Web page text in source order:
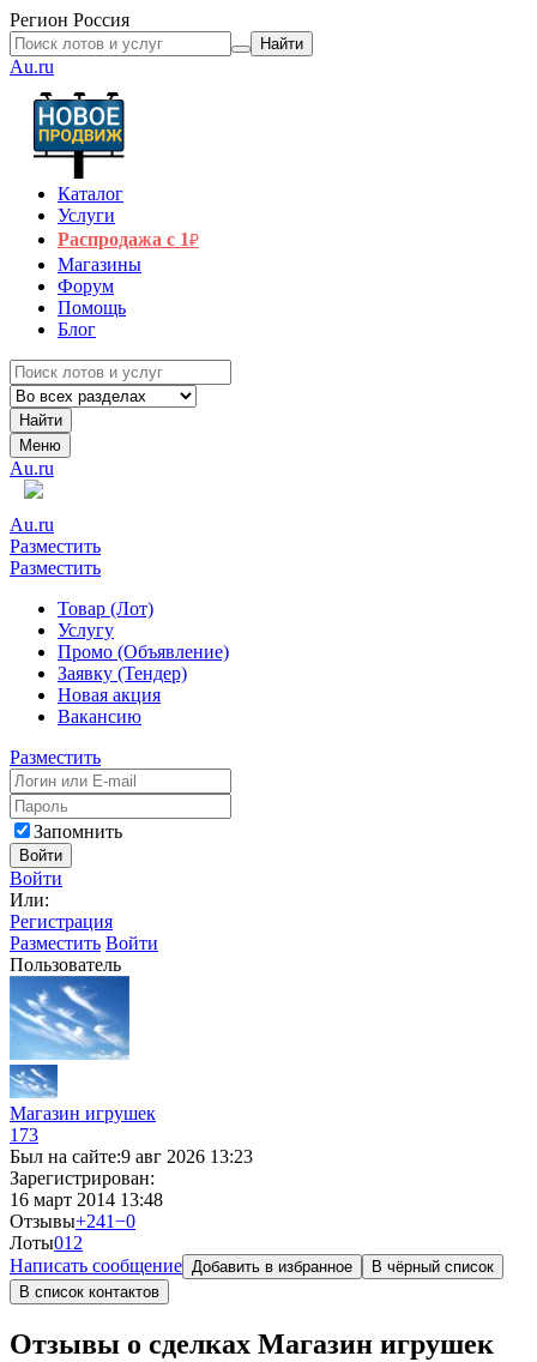
Регион Россия
Найти
Au.ru
Каталог
Услуги
Распродажа с 1₽
Магазины
Форум
Помощь
Блог
Найти
Меню
Au.ru
Au.ru
Разместить
Разместить
Товар (Лот)
Услугу
Промо (Объявление)
Заявку (Тендер)
Новая акция
Вакансию
Разместить
Запомнить
Войти
Войти
Или:
Регистрация
Разместить Войти
Пользователь
Магазин игрушек
173
Был на сайте:9 авг 2026 13:23
Зарегистрирован:
16 март 2014 13:48
Отзывы+241−0
Лоты012
Написать сообщение Добавить в избранное
В чёрный список
В список контактов
Отзывы о сделках Магазин игрушек